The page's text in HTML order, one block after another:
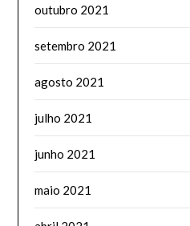
outubro 2021
setembro 2021
agosto 2021
julho 2021
junho 2021
maio 2021